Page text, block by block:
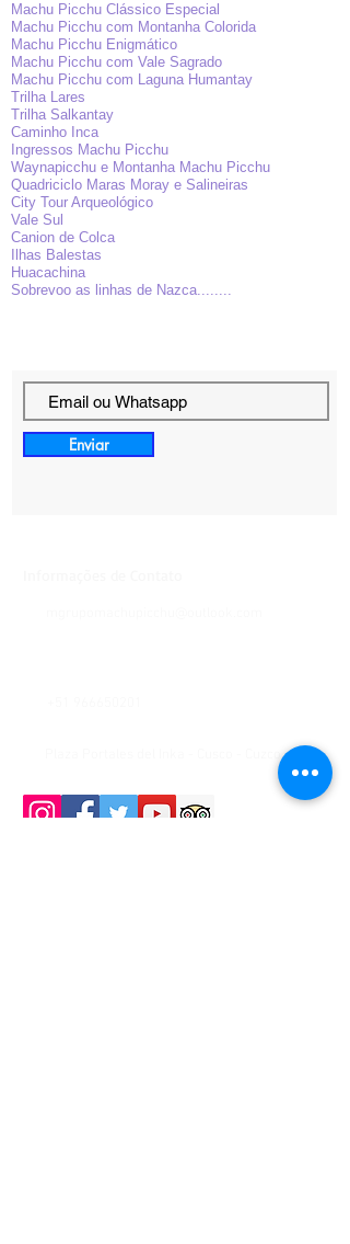
Enviar
Machu Picchu Clássico Especial
Machu Picchu com Montanha Colorida
Machu Picchu Enigmático
Machu Picchu com Vale Sagrado
Machu Picchu com Laguna Humantay
Trilha Lares
Trilha Salkantay
Caminho Inca
Ingressos Machu Picchu
Waynapicchu e Montanha Machu Picchu
Quadriciclo Maras Moray e Salineiras
City Tour Arqueológico
Vale Sul
Canion de Colca
Ilhas Balestas
Huacachina
Sobrevoo as linhas de Nazca........
Plaza Portales del Inka - Cusco - Cuzco - Peru